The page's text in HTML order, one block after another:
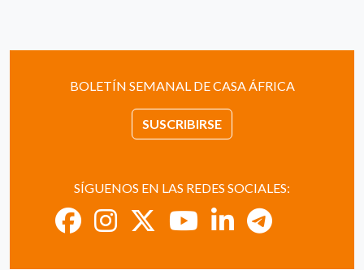
BOLETÍN SEMANAL DE CASA ÁFRICA
SUSCRIBIRSE
SÍGUENOS EN LAS REDES SOCIALES: